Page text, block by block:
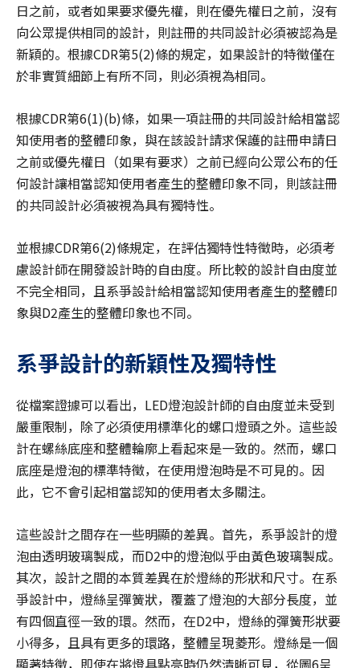
日之前，或者如果要求優先權，則在優先權日之前，沒有
向公眾提供相同的設計，則註冊的共同設計必須被認為是
新穎的。根據CDR第5(2)條的規定，如果設計的特徵僅在
於非實質細節上有所不同，則必須視為相同。
根據CDR第6(1)(b)條，如果一項註冊的共同設計給相當認
知使用者的整體印象，與在該設計請求保護的註冊申請日
之前或優先權日（如果有要求）之前已經向公眾公布的任
何設計讓相當認知使用者產生的整體印象不同，則該註冊
的共同設計必須被視為具有獨特性。
並根據CDR第6(2)條規定，在評估獨特性特徵時，必須考
慮設計師在開發設計時的自由度。所比較的設計自由度並
不完全相同，且系爭設計給相當認知使用者產生的整體印
象與D2產生的整體印象也不同。
系爭設計的新穎性及獨特性
從檔案證據可以看出，LED燈泡設計師的自由度並未受到
嚴重限制，除了必須使用標準化的螺口燈頭之外。這些設
計在螺絲底座和整體輪廓上看起來是一致的。然而，螺口
底座是燈泡的標準特徵，在使用燈泡時是不可見的。因
此，它不會引起相當認知的使用者太多關注。
這些設計之間存在一些明顯的差異。首先，系爭設計的燈
泡由透明玻璃製成，而D2中的燈泡似乎由黃色玻璃製成。
其次，設計之間的本質差異在於燈絲的形狀和尺寸。在系
爭設計中，燈絲呈彈簧狀，覆蓋了燈泡的大部分長度，並
有四個直徑一致的環。然而，在D2中，燈絲的彈簧形狀要
小得多，且具有更多的環路，整體呈現菱形。燈絲是一個
顯著特徵，即使在將燈具點亮時仍然清晰可見，從圖6呈